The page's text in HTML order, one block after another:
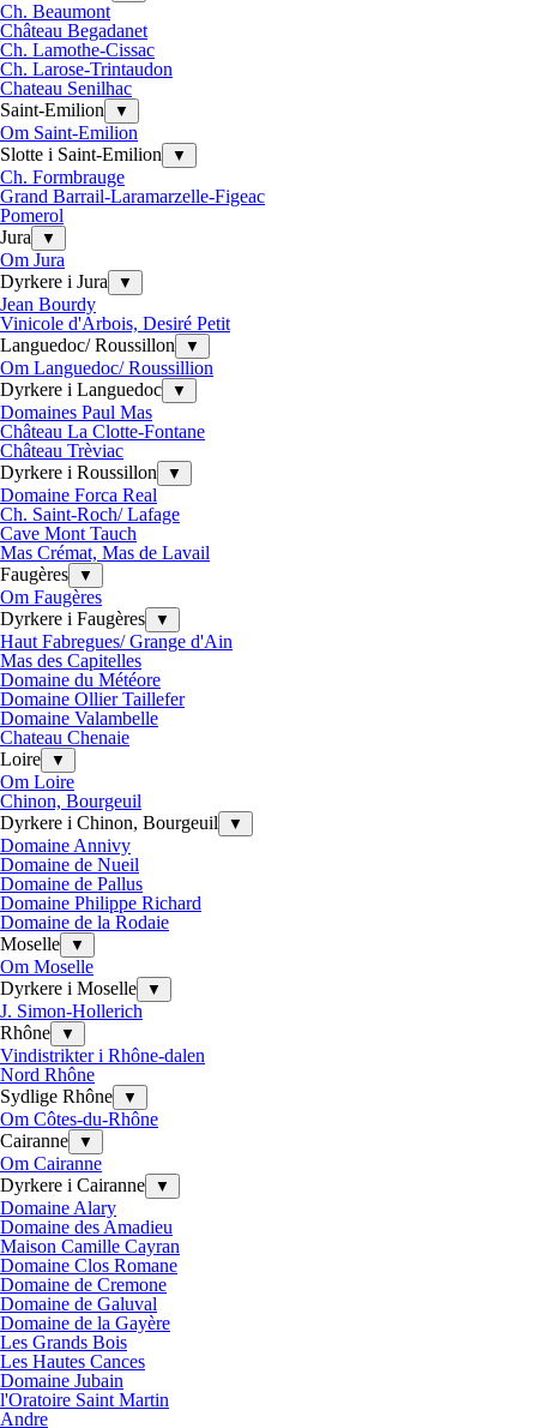
Ch. Beaumont
Château Begadanet
Ch. Lamothe-Cissac
Ch. Larose-Trintaudon
Chateau Senilhac
Saint-Emilion
▼
Om Saint-Emilion
Slotte i Saint-Emilion
▼
Ch. Formbrauge
Grand Barrail-Laramarzelle-Figeac
Pomerol
Jura
▼
Om Jura
Dyrkere i Jura
▼
Jean Bourdy
Vinicole d'Arbois, Desiré Petit
Languedoc/ Roussillon
▼
Om Languedoc/ Roussillion
Dyrkere i Languedoc
▼
Domaines Paul Mas
Château La Clotte-Fontane
Château Trèviac
Dyrkere i Roussillon
▼
Domaine Forca Real
Ch. Saint-Roch/ Lafage
Cave Mont Tauch
Mas Crémat, Mas de Lavail
Faugères
▼
Om Faugères
Dyrkere i Faugères
▼
Haut Fabregues/ Grange d'Ain
Mas des Capitelles
Domaine du Météore
Domaine Ollier Taillefer
Domaine Valambelle
Chateau Chenaie
Loire
▼
Om Loire
Chinon, Bourgeuil
Dyrkere i Chinon, Bourgeuil
▼
Domaine Annivy
Domaine de Nueil
Domaine de Pallus
Domaine Philippe Richard
Domaine de la Rodaie
Moselle
▼
Om Moselle
Dyrkere i Moselle
▼
J. Simon-Hollerich
Rhône
▼
Vindistrikter i Rhône-dalen
Nord Rhône
Sydlige Rhône
▼
Om Côtes-du-Rhône
Cairanne
▼
Om Cairanne
Dyrkere i Cairanne
▼
Domaine Alary
Domaine des Amadieu
Maison Camille Cayran
Domaine Clos Romane
Domaine de Cremone
Domaine de Galuval
Domaine de la Gayère
Les Grands Bois
Les Hautes Cances
Domaine Jubain
l'Oratoire Saint Martin
Andre